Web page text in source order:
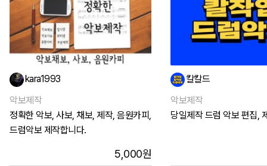
kara1993
악보제작
정확한 악보, 사보, 채보, 제작, 음원카피,
드럼악보 제작합니다.
5,000원
칼칼드
악보제작
당일제작 드럼 악보 편집,